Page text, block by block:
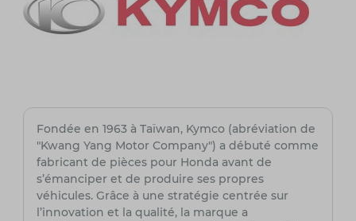
Fondée en 1963 à Taïwan, Kymco (abréviation de
"Kwang Yang Motor Company") a débuté comme
fabricant de pièces pour Honda avant de
s’émanciper et de produire ses propres
véhicules. Grâce à une stratégie centrée sur
l’innovation et la qualité, la marque a